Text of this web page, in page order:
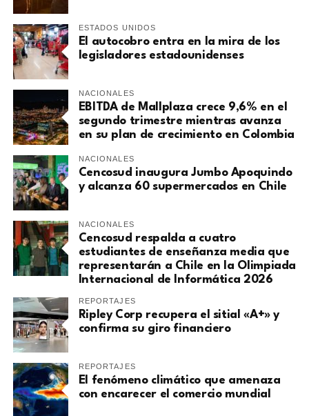
ESTADOS UNIDOS
El autocobro entra en la mira de los
legisladores estadounidenses
NACIONALES
EBITDA de Mallplaza crece 9,6% en el
segundo trimestre mientras avanza
en su plan de crecimiento en Colombia
NACIONALES
Cencosud inaugura Jumbo Apoquindo
y alcanza 60 supermercados en Chile
NACIONALES
Cencosud respalda a cuatro
estudiantes de enseñanza media que
representarán a Chile en la Olimpiada
Internacional de Informática 2026
REPORTAJES
Ripley Corp recupera el sitial «A+» y
confirma su giro financiero
REPORTAJES
El fenómeno climático que amenaza
con encarecer el comercio mundial